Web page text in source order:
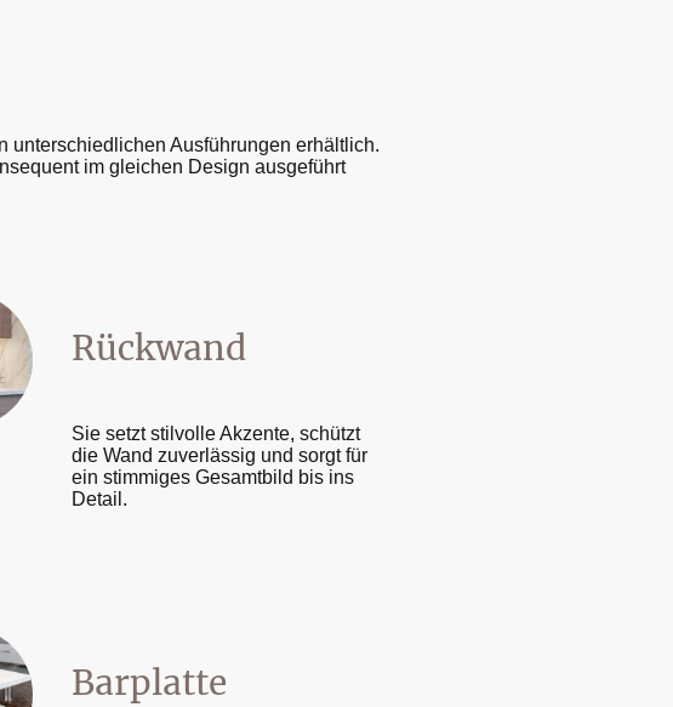
unterschiedlichen Ausführungen erhältlich.
im gleichen Design ausgeführt
Rückwand
Sie setzt stilvolle Akzente, schützt
die Wand zuverlässig und sorgt für
ein stimmiges Gesamtbild bis ins
Detail.
Barplatte